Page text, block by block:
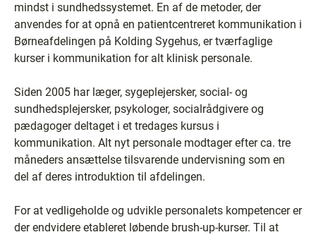
mindst i sundhedssystemet. En af de metoder, der
anvendes for at opnå en patientcentreret kommunikation i
Børneafdelingen på Kolding Sygehus, er tværfaglige
kurser i kommunikation for alt klinisk personale.
Siden 2005 har læger, sygeplejersker, social- og
sundhedsplejersker, psykologer, socialrådgivere og
pædagoger deltaget i et tredages kursus i
kommunikation. Alt nyt personale modtager efter ca. tre
måneders ansættelse tilsvarende undervisning som en
del af deres introduktion til afdelingen.
For at vedligeholde og udvikle personalets kompetencer er
der endvidere etableret løbende brush-up-kurser. Til at